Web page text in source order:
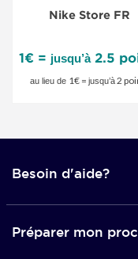
Nike Store FR
1€ = jusqu’à2.5
au lieu de 1€ = jusqu’à2
Offre
Besoin d'aide?
Préparer mon